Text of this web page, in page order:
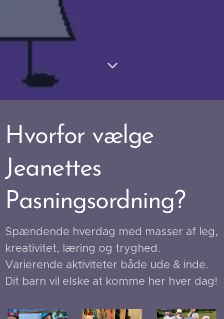
Hvorfor vælge
Jeanettes
Pasningsordning?
Spændende hverdag med masser af leg,
kreativitet, læring og tryghed.
Varierende aktiviteter både ude & inde.
Dit barn vil elske at komme her hver dag!